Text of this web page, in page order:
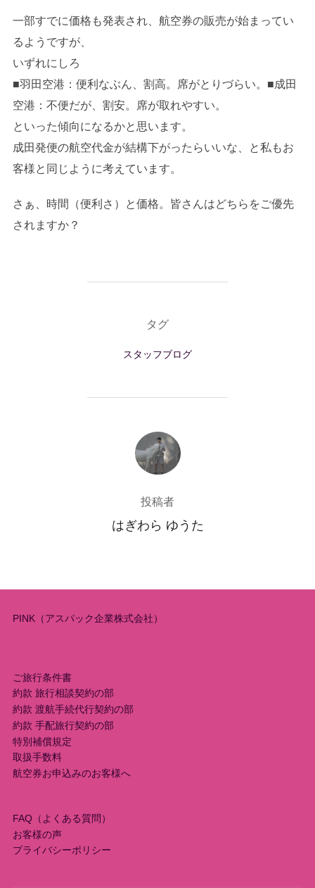
一部すでに価格も発表され、航空券の販売が始まってい
るようですが、
いずれにしろ
■羽田空港：便利なぶん、割高。席がとりづらい。■成田
空港：不便だが、割安。席が取れやすい。
といった傾向になるかと思います。
成田発便の航空代金が結構下がったらいいな、と私もお
客様と同じように考えています。
さぁ、時間（便利さ）と価格。皆さんはどちらをご優先
されますか？
タグ
スタッフブログ
投稿者
投稿者
はぎわら ゆうた
PINK（アスパック企業株式会社）
ご旅行条件書
約款 旅行相談契約の部
約款 渡航手続代行契約の部
約款 手配旅行契約の部
特別補償規定
取扱手数料
航空券お申込みのお客様へ
FAQ（よくある質問）
お客様の声
プライバシーポリシー